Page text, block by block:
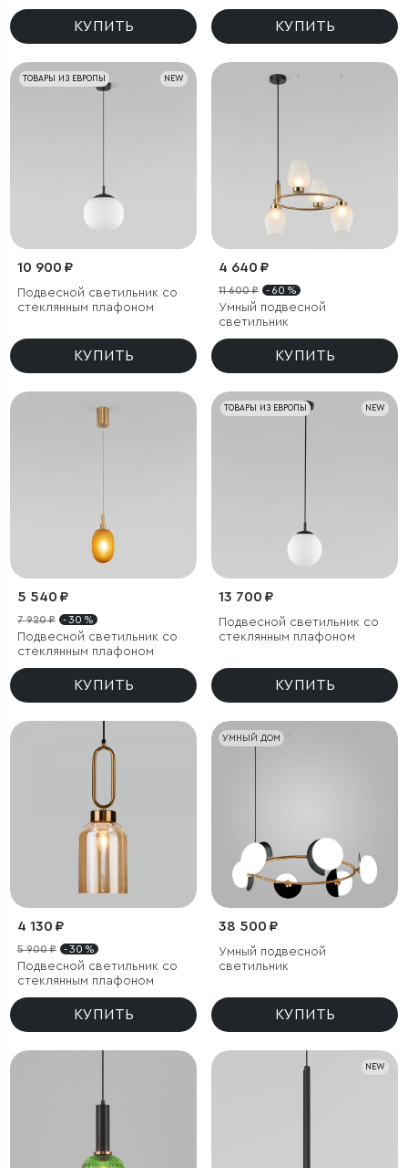
КУПИТЬ КУПИТЬ
NEW
ТОВАРЫ ИЗ ЕВРОПЫ
10 900 ₽
Подвесной светильник со
стеклянным плафоном
КУПИТЬ
4 640 ₽
11 600 ₽ - 60 %
Умный подвесной
светильник
КУПИТЬ
5 540 ₽
7 920 ₽ - 30 %
Подвесной светильник со
стеклянным плафоном
КУПИТЬ
NEW
ТОВАРЫ ИЗ ЕВРОПЫ
13 700 ₽
Подвесной светильник со
стеклянным плафоном
КУПИТЬ
4 130 ₽
5 900 ₽ - 30 %
Подвесной светильник со
стеклянным плафоном
КУПИТЬ
УМНЫЙ ДОМ
38 500 ₽
Умный подвесной
светильник
КУПИТЬ
NEW